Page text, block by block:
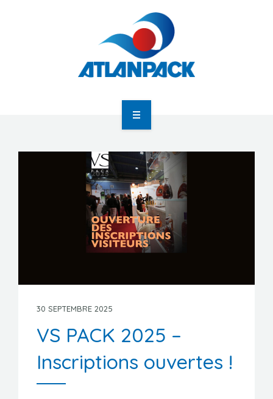
Formations
Stages/Emplois
Liens utiles
30 SEPTEMBRE 2025
VS PACK 2025 –
Inscriptions ouvertes !